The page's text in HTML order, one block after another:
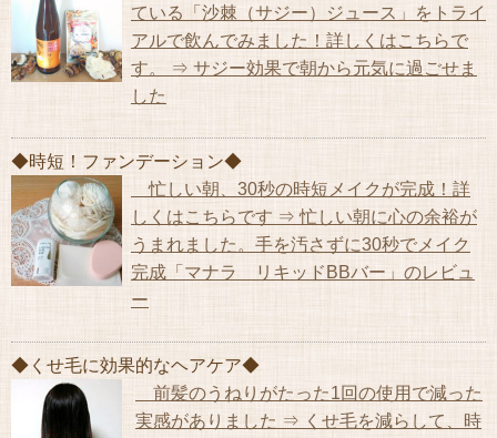
ている「沙棘（サジー）ジュース」をトライ
アルで飲んでみました！詳しくはこちらで
す。 ⇒ サジー効果で朝から元気に過ごせま
した
◆時短！ファンデーション◆
忙しい朝、30秒の時短メイクが完成！詳
しくはこちらです ⇒ 忙しい朝に心の余裕が
うまれました。手を汚さずに30秒でメイク
完成「マナラ リキッドBBバー」のレビュ
ー
◆くせ毛に効果的なヘアケア◆
前髪のうねりがたった1回の使用で減った
実感がありました ⇒ くせ毛を減らして、時